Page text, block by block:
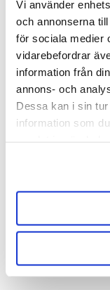
Vi använder
och annonserna
för sociala medier
vidarebefordrar
information från
annons- och
Dessa kan i sin
information som
PG Sko
Let trav- og
stålskenne i tåen.
blå og Nr. 4 rød.
PG Plade.
92,00SEK